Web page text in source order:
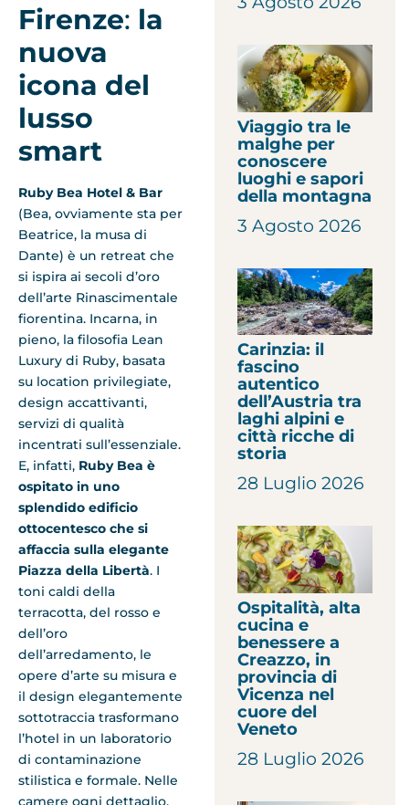
Firenze: la
nuova
icona del
lusso
smart
Ruby Bea Hotel & Bar
(Bea, ovviamente sta per
Beatrice, la musa di
Dante) è un retreat che
si ispira ai secoli d’oro
dell’arte Rinascimentale
fiorentina. Incarna, in
pieno, la filosofia Lean
Luxury di Ruby, basata
su location privilegiate,
design accattivanti,
servizi di qualità
incentrati sull’essenziale.
E, infatti, Ruby Bea è
ospitato in uno
splendido edificio
ottocentesco che si
affaccia sulla elegante
Piazza della Libertà. I
toni caldi della
terracotta, del rosso e
dell’oro
dell’arredamento, le
opere d’arte su misura e
il design elegantemente
sottotraccia trasformano
l’hotel in un laboratorio
di contaminazione
stilistica e formale. Nelle
camere ogni dettaglio,
Viaggio tra le
malghe per
conoscere
luoghi e sapori
della montagna
3 Agosto 2026
Carinzia: il
fascino
autentico
dell’Austria tra
laghi alpini e
città ricche di
storia
28 Luglio 2026
Ospitalità, alta
cucina e
benessere a
Creazzo, in
provincia di
Vicenza nel
cuore del
Veneto
28 Luglio 2026